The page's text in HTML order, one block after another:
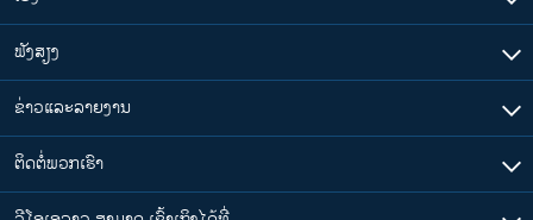
ຟັງສຽງ
ຂ່າວແລະລາຍງານ
ຕິດຕໍ່ພວກເຮົາ